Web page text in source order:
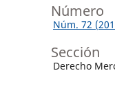
Número
Núm. 72
Sección
Derecho